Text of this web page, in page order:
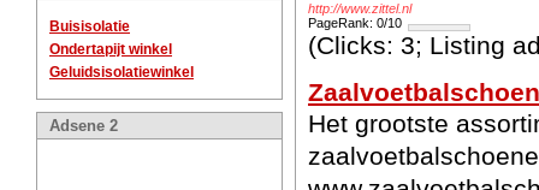
Buisisolatie
Ondertapijt winkel
Geluidsisolatiewinkel
Adsene 2
http://www.zittel.nl
PageRank: 0/10
(Clicks: 3; Listing
Het grootste